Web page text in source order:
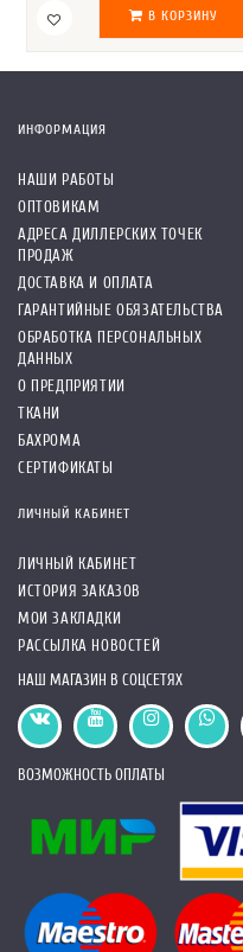
В КОРЗИНУ
ИНФОРМАЦИЯ
НАШИ РАБОТЫ
ОПТОВИКАМ
АДРЕСА ДИЛЛЕРСКИХ ТОЧЕК
ПРОДАЖ
ДОСТАВКА И ОПЛАТА
ГАРАНТИЙНЫЕ ОБЯЗАТЕЛЬСТВА
ОБРАБОТКА ПЕРСОНАЛЬНЫХ
ДАННЫХ
О ПРЕДПРИЯТИИ
ТКАНИ
БАХРОМА
СЕРТИФИКАТЫ
ЛИЧНЫЙ КАБИНЕТ
ЛИЧНЫЙ КАБИНЕТ
ИСТОРИЯ ЗАКАЗОВ
МОИ ЗАКЛАДКИ
РАССЫЛКА НОВОСТЕЙ
НАШ МАГАЗИН В СОЦСЕТЯХ
ВОЗМОЖНОСТЬ ОПЛАТЫ